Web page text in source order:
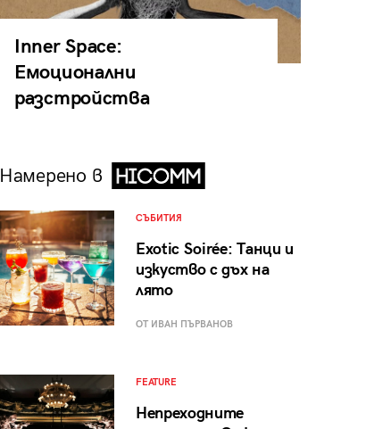
Inner Space:
Емоционални
разстройства
Намерено в
СЪБИТИЯ
Exotic Soirée: Танци и
изкуство с дъх на
лято
ОТ ИВАН ПЪРВАНОВ
FEATURE
Непреходните